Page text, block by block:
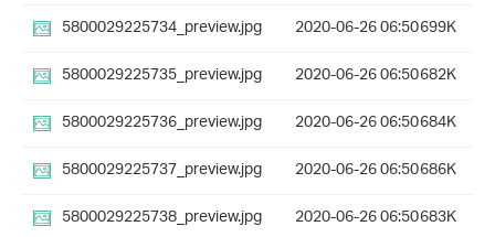
5800029225734_preview.jpg
2020-06-26 06:50699K
5800029225735_preview.jpg
2020-06-26 06:50682K
5800029225736_preview.jpg
2020-06-26 06:50684K
5800029225737_preview.jpg
2020-06-26 06:50686K
5800029225738_preview.jpg
2020-06-26 06:50683K